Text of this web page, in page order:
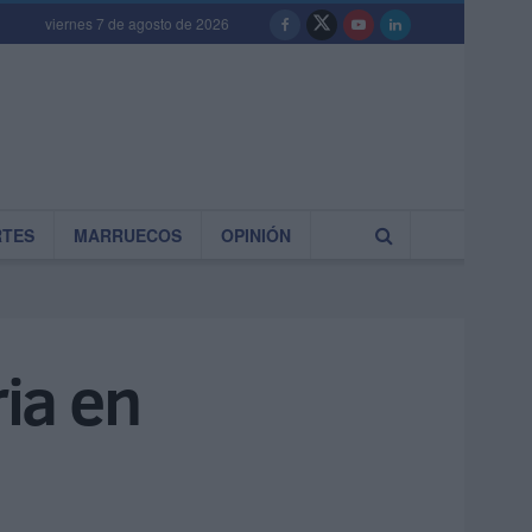
viernes 7 de agosto de 2026
MARRUECOS OPINIÓN
en